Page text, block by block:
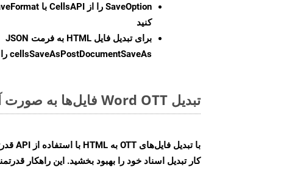
SaveOption
کنید
برای تبدیل فایل HTML به فرمت
JSON
cellsSaveAsPostDocumentSaveAs
تبدیل Word OTT فایل‌ها به صورت آنلاین: روشی سریع و آسان
کار تبدیل اسناد خود را بهبود بخشید. این راهکار